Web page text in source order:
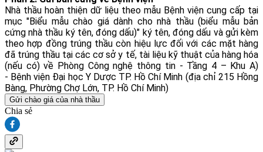
Nhà thầu hoàn thiện dữ liệu theo mẫu Bệnh viện cung cấp tại
mục "Biểu mẫu chào giá dành cho nhà thầu (biểu mẫu bản
cứng nhà thầu ký tên, đóng dấu)" ký tên, đóng dấu và gửi kèm
theo hợp đồng trúng thầu còn hiệu lực đối với các mặt hàng
đã trúng thầu tại các cơ sở y tế, tài liệu kỹ thuật của hàng hóa
(nếu có) về Phòng Công nghệ thông tin - Tầng 4 – Khu A)
- Bệnh viện Đại học Y Dược TP. Hồ Chí Minh (địa chỉ 215 Hồng
Bàng, Phường Chợ Lớn, TP. Hồ Chí Minh)
Gửi chào giá của nhà thầu
Chia sẻ